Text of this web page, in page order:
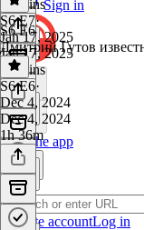
Sign in
Get the app
Create accountLog in
33 mins
S6 E7·
Jan 17, 2025
Jan 17, 2025
39 mins
S6 E6
Дмитрий Гутов
S6 E6·
Dec 4, 2024
Dec 4, 2024
1h 36m